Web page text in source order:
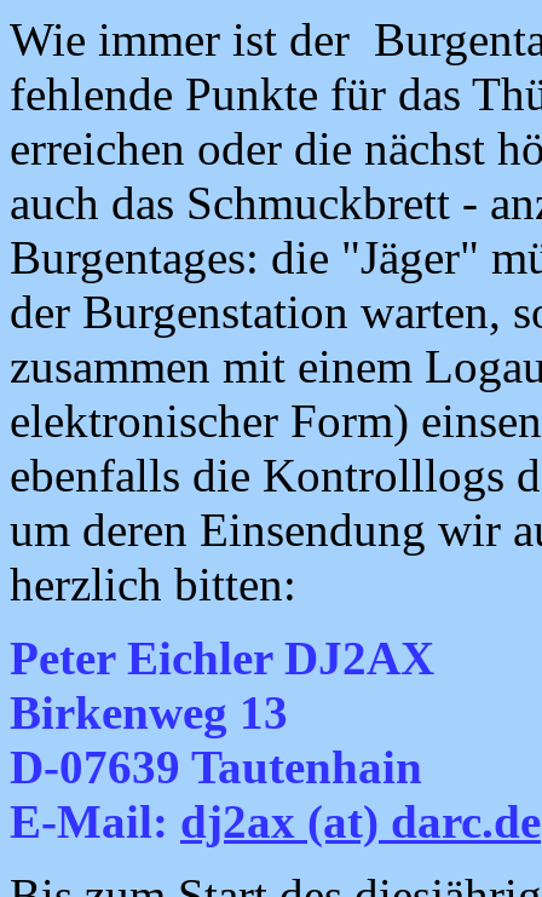
Wie immer ist der
fehlende Punkte für das
erreichen oder die nächst
auch das Schmuckbrett -
Burgentages: die "Jäger"
der Burgenstation warten,
zusammen mit einem
elektronischer Form)
ebenfalls die Kontrolllogs
um deren Einsendung wir
herzlich bitten:
Peter Eichler DJ2AX
Birkenweg 13
D-07639 Tautenhain
E-Mail: dj2ax (at) darc.de